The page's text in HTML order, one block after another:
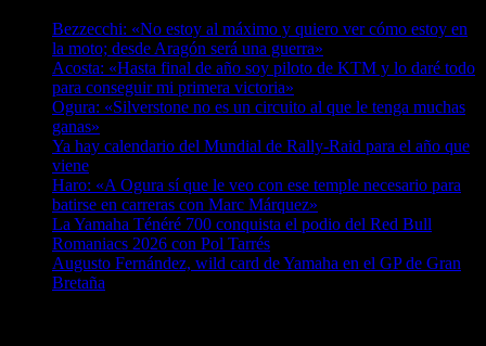
Bezzecchi: «No estoy al máximo y quiero ver cómo estoy en
la moto; desde Aragón será una guerra»
Acosta: «Hasta final de año soy piloto de KTM y lo daré todo
para conseguir mi primera victoria»
Ogura: «Silverstone no es un circuito al que le tenga muchas
ganas»
Ya hay calendario del Mundial de Rally-Raid para el año que
viene
Haro: «A Ogura sí que le veo con ese temple necesario para
batirse en carreras con Marc Márquez»
La Yamaha Ténéré 700 conquista el podio del Red Bull
Romaniacs 2026 con Pol Tarrés
Augusto Fernández, wild card de Yamaha en el GP de Gran
Bretaña